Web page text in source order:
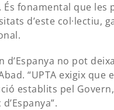
fonamental que les
d’este
d’Espanya no pot
“UPTA exigix
establits pel